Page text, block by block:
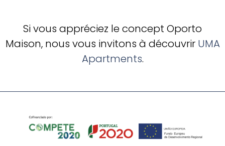
Si vous appréciez le concept Oporto
Maison, nous vous invitons à découvrir UMA
Apartments.